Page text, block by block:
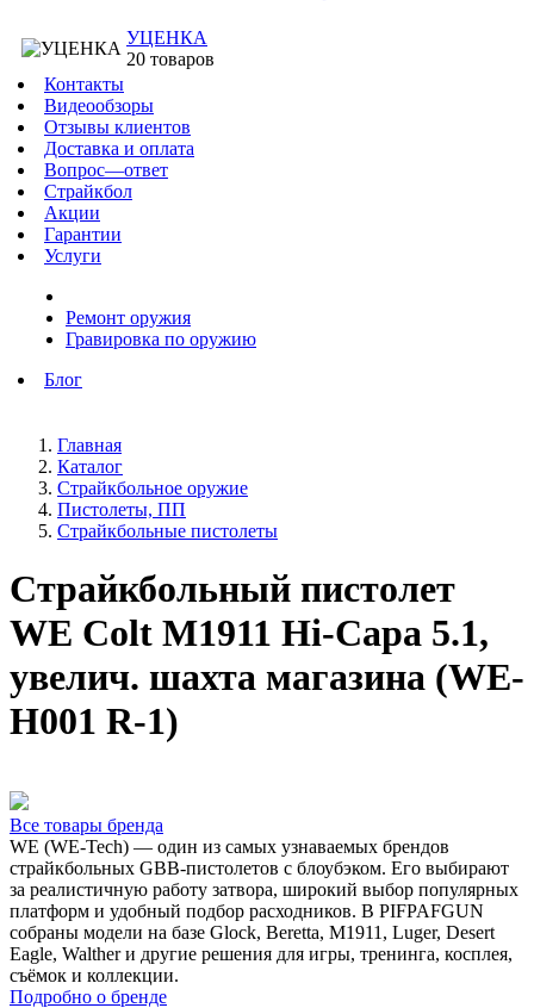
УЦЕНКА
20 товаров
Контакты
Видеообзоры
Отзывы клиентов
Доставка и оплата
Вопрос—ответ
Страйкбол
Акции
Гарантии
Услуги
Ремонт оружия
Гравировка по оружию
Блог
Главная
Каталог
Страйкбольное оружие
Пистолеты, ПП
Страйкбольные пистолеты
Страйкбольный пистолет
WE Colt M1911 Hi-Capa 5.1,
увелич. шахта магазина (WE-
H001 R-1)
Все товары бренда
WE (WE-Tech) — один из самых узнаваемых брендов
страйкбольных GBB-пистолетов с блоубэком. Его выбирают
за реалистичную работу затвора, широкий выбор популярных
платформ и удобный подбор расходников. В PIFPAFGUN
собраны модели на базе Glock, Beretta, M1911, Luger, Desert
Eagle, Walther и другие решения для игры, тренинга, косплея,
съёмок и коллекции.
Подробно о бренде